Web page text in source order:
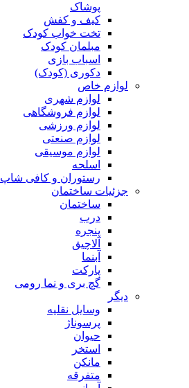
پوشاک
کیف و کفش
تخت خواب کودک
مبلمان کودک
اسباب بازی
دکوری (کودک)
لوازم خاص
لوازم شهری
لوازم فروشگاهی
لوازم ورزشی
لوازم صنعتی
لوازم موسیقی
اسلحه
رستوران و کافی شاپ
جزئیات ساختمان
ساختمان
درب
پنجره
آلاچیق
آبنما
پارکت
گچ بری و نما رومی
دیگر
وسایل نقلیه
پرسوناژ
حیوان
استخر
مانکن
متفرقه